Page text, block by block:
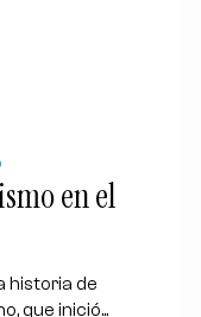
en el
historia de
que inició...